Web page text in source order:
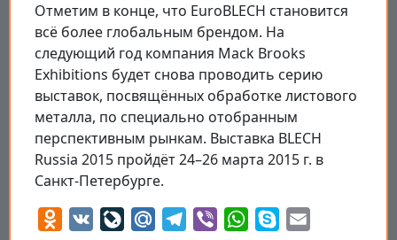
Отметим в конце, что EuroBLECH становится
всё более глобальным брендом. На
следующий год компания Mack Brooks
Exhibitions будет снова проводить серию
выставок, посвящённых обработке листового
металла, по специально отобранным
перспективным рынкам. Выставка BLECH
Russia 2015 пройдёт 24–26 марта 2015 г. в
Санкт-Петербурге.
Odnoklassniki
VK LiveJournal
Mail.RuTelegram
Viber WhatsApp
Skype